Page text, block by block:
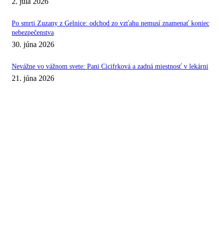
Po smrti Zuzany z Gelnice: odchod zo vzťahu nemusí znamenať koniec
nebezpečenstva
30. júna 2026
Nevážne vo vážnom svete: Pani Cicifrková a zadná miestnosť v lekárni
21. júna 2026